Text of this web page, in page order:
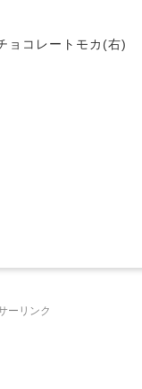
ョコレートモカ(右)
ーリンク